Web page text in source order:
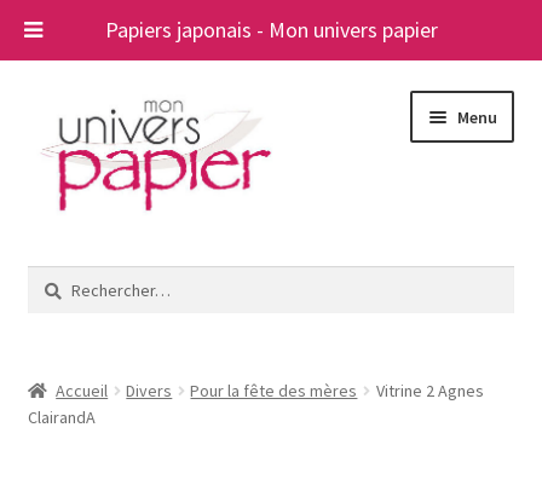
Papiers japonais - Mon univers papier
navigation
contenu
Menu
le
A propos
Rechercher :
Accueil Divers Pour la fête des mères
Vitrine 2 Agnes
ClairandA